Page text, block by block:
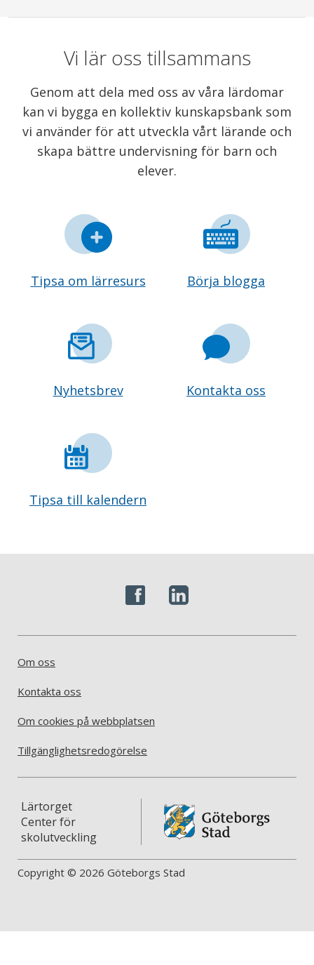
Vi lär oss tillsammans
Genom att dela med oss av våra lärdomar
kan vi bygga en kollektiv kunskapsbank som
vi använder för att utveckla vårt lärande och
skapa bättre undervisning för barn och
elever.
Tipsa om lärresurs Börja blogga
Nyhetsbrev Kontakta oss
Tipsa till kalendern
Om oss
Kontakta oss
Om cookies på webbplatsen
Tillgänglighetsredogörelse
Lärtorget
Center för
skolutveckling
Copyright © 2026 Göteborgs Stad